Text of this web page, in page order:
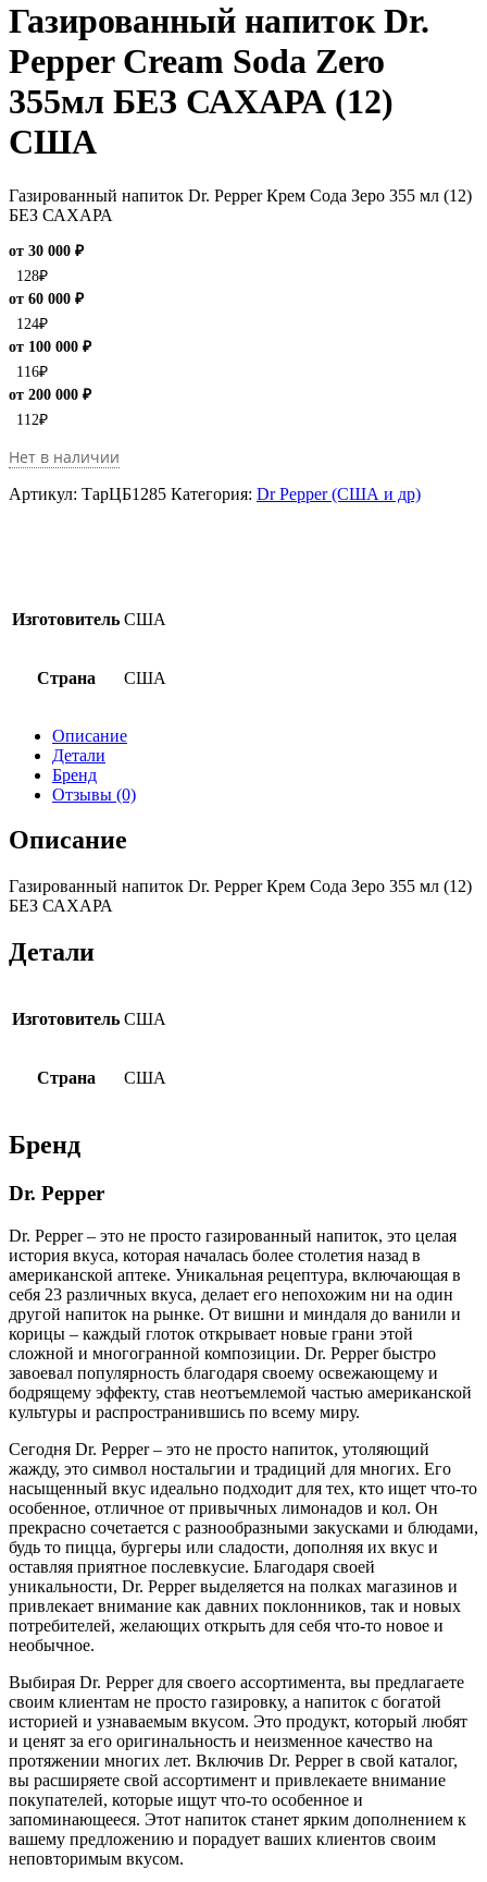
Газированный напиток Dr.
Pepper Cream Soda Zero
355мл БЕЗ САХАРА (12)
США
Газированный напиток Dr. Pepper Крем Сода Зеро 355 мл (12)
БЕЗ САХАРА
от 30 000 ₽
128₽
от 60 000 ₽
124₽
от 100 000 ₽
116₽
от 200 000 ₽
112₽
Нет в наличии
Артикул: ТарЦБ1285 Категория: Dr Pepper (США и др)
Изготовитель США
Страна США
Описание
Детали
Бренд
Отзывы (0)
Описание
Газированный напиток Dr. Pepper Крем Сода Зеро 355 мл (12)
БЕЗ САХАРА
Детали
Изготовитель США
Страна США
Бренд
Dr. Pepper
Dr. Pepper – это не просто газированный напиток, это целая
история вкуса, которая началась более столетия назад в
американской аптеке. Уникальная рецептура, включающая в
себя 23 различных вкуса, делает его непохожим ни на один
другой напиток на рынке. От вишни и миндаля до ванили и
корицы – каждый глоток открывает новые грани этой
сложной и многогранной композиции. Dr. Pepper быстро
завоевал популярность благодаря своему освежающему и
бодрящему эффекту, став неотъемлемой частью американской
культуры и распространившись по всему миру.
Сегодня Dr. Pepper – это не просто напиток, утоляющий
жажду, это символ ностальгии и традиций для многих. Его
насыщенный вкус идеально подходит для тех, кто ищет что-то
особенное, отличное от привычных лимонадов и кол. Он
прекрасно сочетается с разнообразными закусками и блюдами,
будь то пицца, бургеры или сладости, дополняя их вкус и
оставляя приятное послевкусие. Благодаря своей
уникальности, Dr. Pepper выделяется на полках магазинов и
привлекает внимание как давних поклонников, так и новых
потребителей, желающих открыть для себя что-то новое и
необычное.
Выбирая Dr. Pepper для своего ассортимента, вы предлагаете
своим клиентам не просто газировку, а напиток с богатой
историей и узнаваемым вкусом. Это продукт, который любят
и ценят за его оригинальность и неизменное качество на
протяжении многих лет. Включив Dr. Pepper в свой каталог,
вы расширяете свой ассортимент и привлекаете внимание
покупателей, которые ищут что-то особенное и
запоминающееся. Этот напиток станет ярким дополнением к
вашему предложению и порадует ваших клиентов своим
неповторимым вкусом.